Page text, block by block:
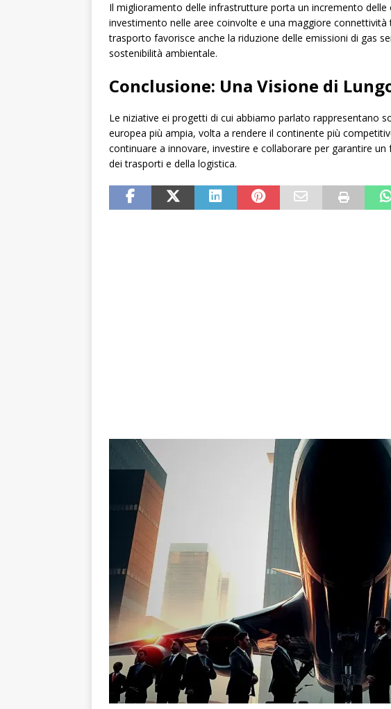
Il miglioramento delle infrastrutture porta un incremento
investimento nelle aree coinvolte e una maggiore connettività
trasporto favorisce anche la riduzione delle emissioni di gas
sostenibilità ambientale.
Conclusione: Una Visione di
Le niziative ei progetti di cui abbiamo parlato rappresentano
europea più ampia, volta a rendere il continente più
continuare a innovare, investire e collaborare per garantire
dei trasporti e della logistica.